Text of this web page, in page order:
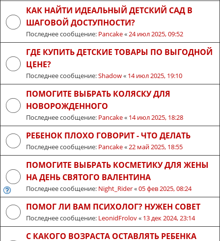
КАК НАЙТИ ИДЕАЛЬНЫЙ ДЕТСКИЙ САД В
ШАГОВОЙ ДОСТУПНОСТИ?
Последнее сообщение: Pancake« 24 июл 2025, 09:52
ГДЕ КУПИТЬ ДЕТСКИЕ ТОВАРЫ ПО ВЫГОДНОЙ
ЦЕНЕ?
Последнее сообщение:Shadow« 14 июл 2025, 19:10
ПОМОГИТЕ ВЫБРАТЬ КОЛЯСКУ ДЛЯ
НОВОРОЖДЕННОГО
Последнее сообщение: Pancake« 14 июл 2025, 18:28
РЕБЕНОК ПЛОХО ГОВОРИТ - ЧТО ДЕЛАТЬ
Последнее сообщение: Pancake« 22 май 2025, 18:55
ПОМОГИТЕ ВЫБРАТЬ КОСМЕТИКУ ДЛЯ ЖЕНЫ
НА ДЕНЬ СВЯТОГО ВАЛЕНТИНА
Последнее сообщение: Night_Rider«05 фев 2025, 08:24
ПОМОГ ЛИ ВАМ ПСИХОЛОГ? НУЖЕН СОВЕТ
Последнее сообщение: LeonidFrolov« 13 дек 2024, 23:14
С КАКОГО ВОЗРАСТА ОСТАВЛЯТЬ РЕБЕНКА